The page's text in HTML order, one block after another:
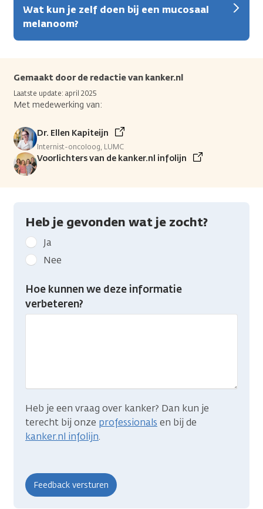
Wat kun je zelf doen bij een mucosaal
melanoom?
Gemaakt door de redactie van kanker.nl
Laatste update: april 2025
Met medewerking van:
Dr. Ellen Kapiteijn
Internist-oncoloog, LUMC
Voorlichters van de kanker.nl infolijn
Heb je gevonden wat je zocht?
Geef
kanker.nl
feedback:
Heb
gevonden
Ja
Nee
Hoe kunnen we deze informatie
verbeteren?
Heb je een vraag over kanker? Dan kun je
terecht bij onze professionals en bij de
kanker.nl infolijn.